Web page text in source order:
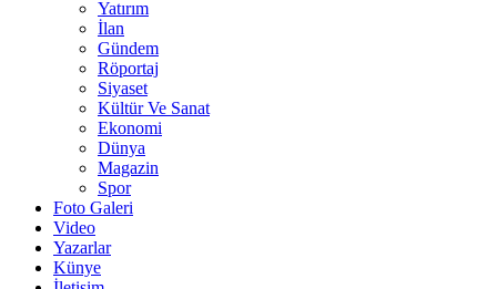
Yatırım
İlan
Gündem
Röportaj
Siyaset
Kültür Ve Sanat
Ekonomi
Dünya
Magazin
Spor
Foto Galeri
Video
Yazarlar
Künye